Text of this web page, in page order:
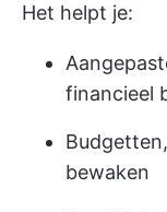
Het helpt je:
financieel
bewaken